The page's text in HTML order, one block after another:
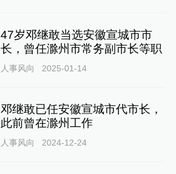
47岁邓继敢当选安徽宣城市市
长，曾任滁州市常务副市长等职
人事风向 2025-01-14
邓继敢已任安徽宣城市代市长，
此前曾在滁州工作
人事风向 2024-12-24